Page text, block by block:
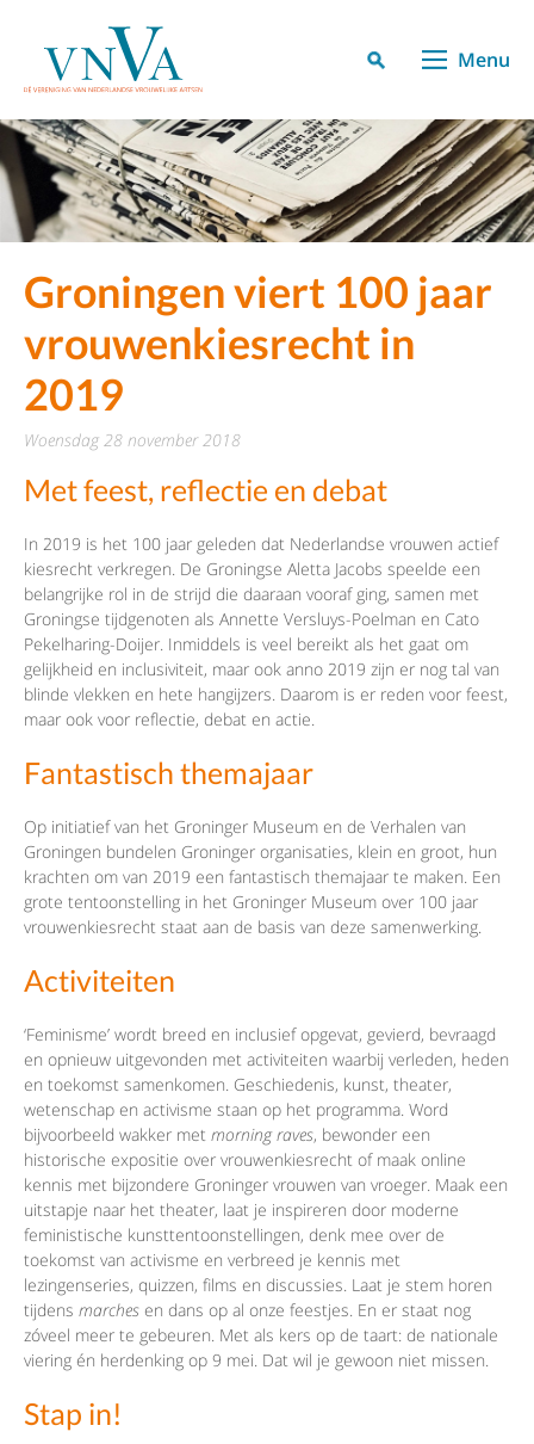
Menu
Groningen viert 100 jaar
vrouwenkiesrecht in
2019
woensdag 28 november 2018
Met feest, reflectie en debat
In 2019 is het 100 jaar geleden dat Nederlandse vrouwen actief
kiesrecht verkregen. De Groningse Aletta Jacobs speelde een
belangrijke rol in de strijd die daaraan vooraf ging, samen met
Groningse tijdgenoten als Annette Versluys-Poelman en Cato
Pekelharing-Doijer. Inmiddels is veel bereikt als het gaat om
gelijkheid en inclusiviteit, maar ook anno 2019 zijn er nog tal van
blinde vlekken en hete hangijzers. Daarom is er reden voor feest,
maar ook voor reflectie, debat en actie.
Fantastisch themajaar
Op initiatief van het Groninger Museum en de Verhalen van
Groningen bundelen Groninger organisaties, klein en groot, hun
krachten om van 2019 een fantastisch themajaar te maken. Een
grote tentoonstelling in het Groninger Museum over 100 jaar
vrouwenkiesrecht staat aan de basis van deze samenwerking.
Activiteiten
‘Feminisme’ wordt breed en inclusief opgevat, gevierd, bevraagd
en opnieuw uitgevonden met activiteiten waarbij verleden, heden
en toekomst samenkomen. Geschiedenis, kunst, theater,
wetenschap en activisme staan op het programma. Word
bijvoorbeeld wakker met morning raves, bewonder een
historische expositie over vrouwenkiesrecht of maak online
kennis met bijzondere Groninger vrouwen van vroeger. Maak een
uitstapje naar het theater, laat je inspireren door moderne
feministische kunsttentoonstellingen, denk mee over de
toekomst van activisme en verbreed je kennis met
lezingenseries, quizzen, films en discussies. Laat je stem horen
tijdens marches en dans op al onze feestjes. En er staat nog
zóveel meer te gebeuren. Met als kers op de taart: de nationale
viering én herdenking op 9 mei. Dat wil je gewoon niet missen.
Stap in!